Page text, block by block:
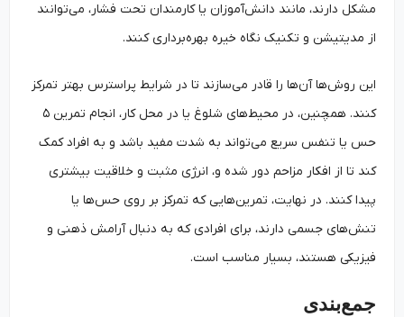
مشکل دارند، مانند دانش‌آموزان یا کارمندان تحت فشار، می‌توانند
از مدیتیشن و تکنیک نگاه خیره بهره‌برداری کنند.
این روش‌ها آن‌ها را قادر می‌سازند تا در شرایط پراسترس بهتر تمرکز
کنند. همچنین، در محیط‌های شلوغ یا در محل کار، انجام تمرین ۵
حس یا تنفس سریع می‌تواند به شدت مفید باشد و به افراد کمک
کند تا از افکار مزاحم دور شده و، انرژی مثبت و خلاقیت بیشتری
پیدا کنند. در نهایت، تمرین‌هایی که تمرکز بر روی حس‌ها یا
تنش‌های جسمی دارند، برای افرادی که به دنبال آرامش ذهنی و
فیزیکی هستند، بسیار مناسب است.
جمع‌بندی